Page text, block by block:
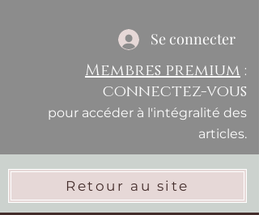
Se connecter
Membres premium :
connectez-vous
pour accéder à l'intégralité des
articles.
Retour au site